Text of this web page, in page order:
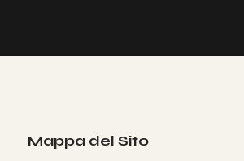
Mappa del Sito